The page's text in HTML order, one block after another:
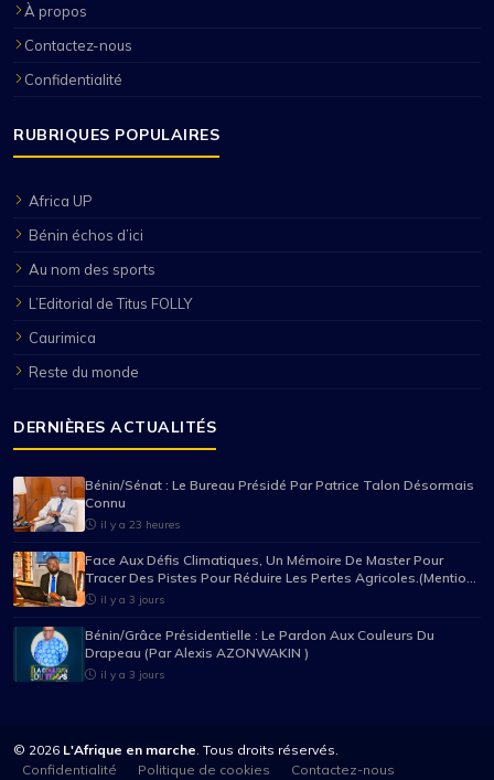
À propos
Contactez-nous
Confidentialité
RUBRIQUES POPULAIRES
Africa UP
Bénin échos d’ici
Au nom des sports
L’Editorial de Titus FOLLY
Caurimica
Reste du monde
DERNIÈRES ACTUALITÉS
Bénin/Sénat : Le Bureau Présidé Par Patrice Talon Désormais
Connu
il y a 23 heures
Face Aux Défis Climatiques, Un Mémoire De Master Pour
Tracer Des Pistes Pour Réduire Les Pertes Agricoles.(Mention
Très Bien Pour Mario Pancrace Sossou-Houessou)
il y a 3 jours
Bénin/Grâce Présidentielle : Le Pardon Aux Couleurs Du
Drapeau (Par Alexis AZONWAKIN )
il y a 3 jours
© 2026 L'Afrique en marche . Tous droits réservés.
Confidentialité
Politique de cookies Contactez-nous